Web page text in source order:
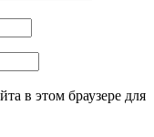
в этом браузере для